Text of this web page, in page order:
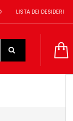
LISTA DEI DESIDERI